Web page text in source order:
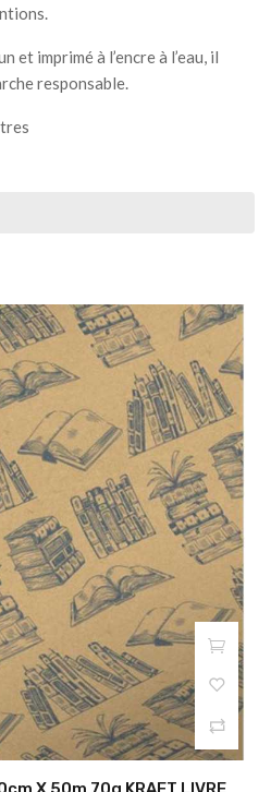
imprimé à l’encre à l’eau, il
responsable.